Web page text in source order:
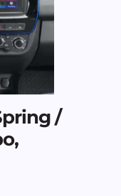
/